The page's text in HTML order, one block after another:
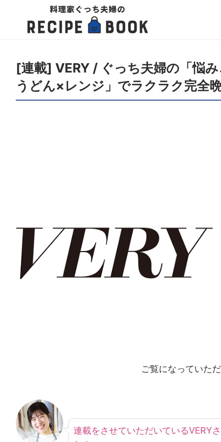
[連載] VERY / ぐっち夫婦の「悩
うどん×レンジ」でラクラク完全
ご覧になっていた
連載をさせていただいているVERY